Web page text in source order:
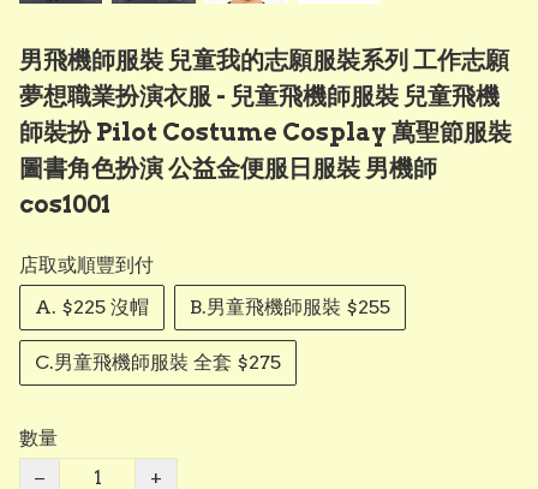
男飛機師服裝 兒童我的志願服裝系列 工作志願
夢想職業扮演衣服 - 兒童飛機師服裝 兒童飛機
師裝扮 Pilot Costume Cosplay 萬聖節服裝
圖書角色扮演 公益金便服日服裝 男機師
cos1001
店取或順豐到付
A. $225 沒帽
B.男童飛機師服裝 $255
C.男童飛機師服裝 全套 $275
數量
−
+